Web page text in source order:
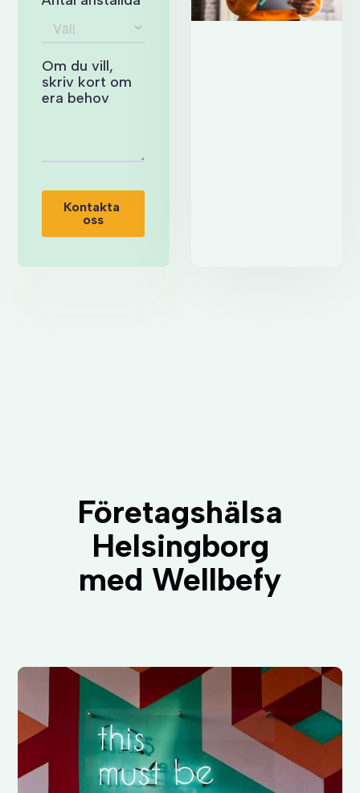
Företagshälsa
Helsingborg
med Wellbefy